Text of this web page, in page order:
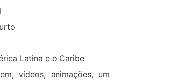
Latina e o Caribe
vídeos, animações, um